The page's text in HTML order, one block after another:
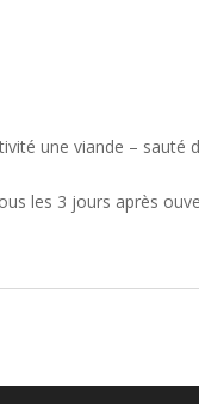
une viande – sauté
les 3 jours après